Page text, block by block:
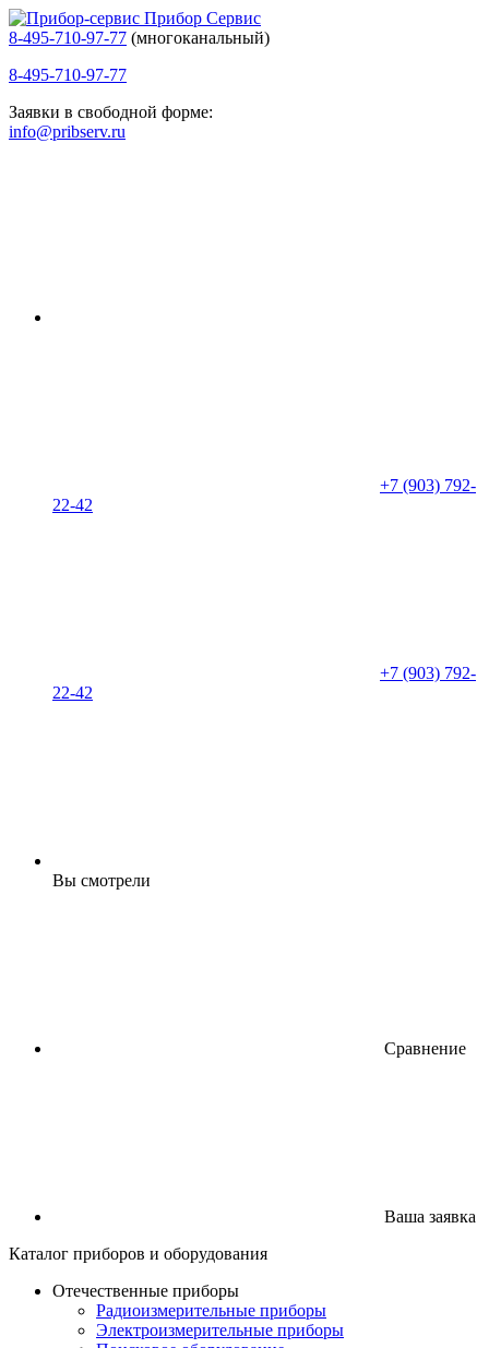
Прибор Сервис
8-495-710-97-77 (многоканальный)
8-495-710-97-77
Заявки в свободной форме:
info@pribserv.ru
+7 (903) 792-
22-42
+7 (903) 792-
22-42
Вы смотрели
Сравнение
Ваша заявка
Каталог приборов и оборудования
Отечественные приборы
Радиоизмерительные приборы
Электроизмерительные приборы